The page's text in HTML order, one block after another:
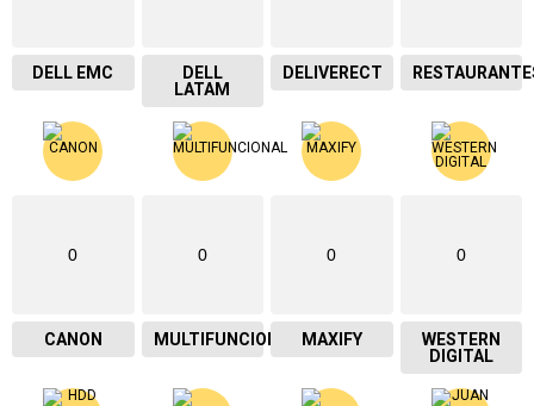
DELL EMC
DELL
LATAM
DELIVERECT
0
CANON
0
MULTIFUNCIONAL
0
MAXIFY
0
WESTERN
DIGITAL